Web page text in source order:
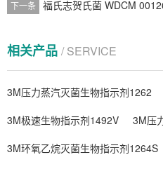
下一条 福氏志贺氏菌 WDCM
相关产品 / SERVICE
3M压力蒸汽灭菌生物指示剂1262
3M极速生物指示剂1492V
3M压
3M环氧乙烷灭菌生物指示剂1264S